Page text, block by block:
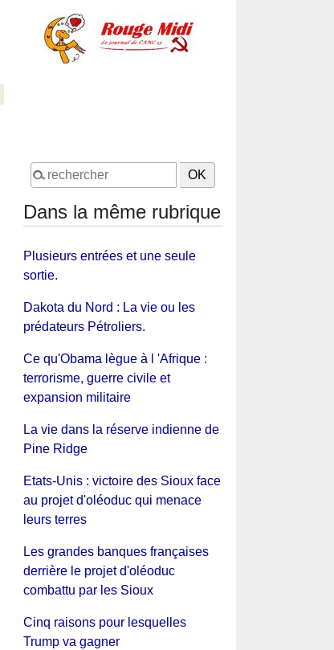
Dans la même rubrique
Plusieurs entrées et une seule
sortie.
Dakota du Nord : La vie ou les
prédateurs Pétroliers.
Ce qu'Obama lègue à l 'Afrique :
terrorisme, guerre civile et
expansion militaire
La vie dans la réserve indienne de
Pine Ridge
Etats-Unis : victoire des Sioux face
au projet d'oléoduc qui menace
leurs terres
Les grandes banques françaises
derrière le projet d'oléoduc
combattu par les Sioux
Cinq raisons pour lesquelles
Trump va gagner